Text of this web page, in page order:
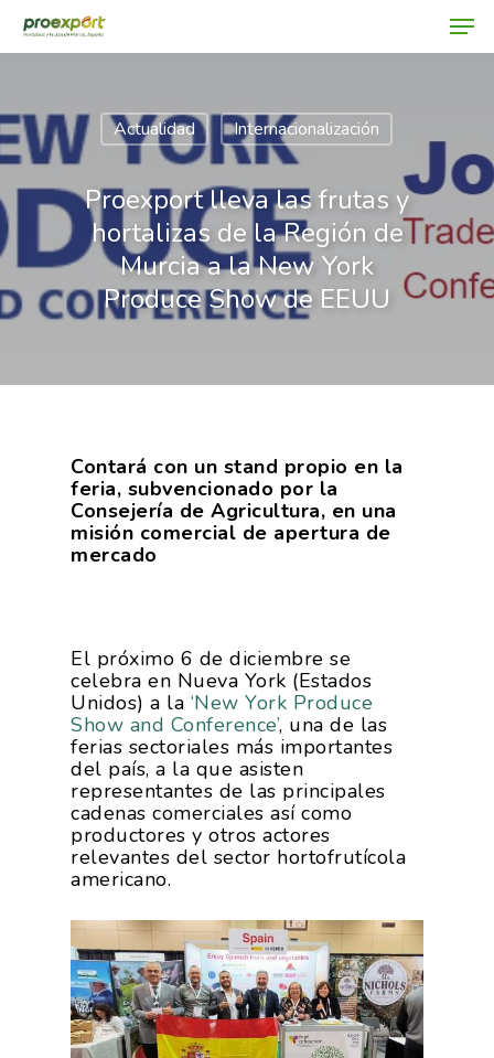
Hit enter to search or ESC to close
Actualidad Internacionalización
Proexport lleva las frutas y
hortalizas de la Región de
Murcia a la New York
Produce Show de EEUU
Contará con un stand propio en la
feria, subvencionado por la
Consejería de Agricultura, en una
misión comercial de apertura de
mercado
El próximo 6 de diciembre se
celebra en Nueva York (Estados
Unidos) a la ‘New York Produce
Show and Conference’, una de las
ferias sectoriales más importantes
del país, a la que asisten
representantes de las principales
cadenas comerciales así como
productores y otros actores
relevantes del sector hortofrutícola
americano.